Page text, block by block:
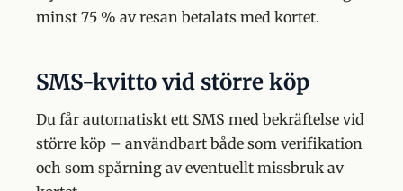
minst 75 % av resan betalats med kortet.
SMS-kvitto vid större köp
Du får automatiskt ett SMS med bekräftelse vid
större köp – användbart både som verifikation
och som spårning av eventuellt missbruk av